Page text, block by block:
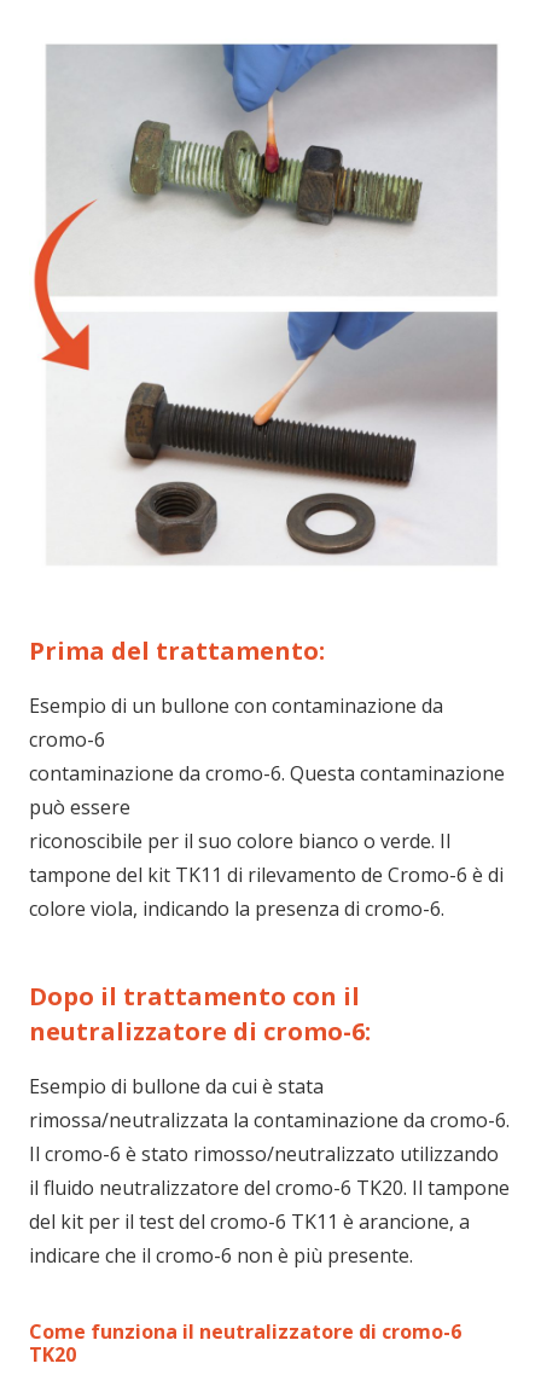
Prima del trattamento:
Esempio di un bullone con contaminazione da
cromo-6
contaminazione da cromo-6. Questa contaminazione
può essere
riconoscibile per il suo colore bianco o verde. Il
tampone del kit TK11 di rilevamento de Cromo-6 è di
colore viola, indicando la presenza di cromo-6.
Dopo il trattamento con il
neutralizzatore di cromo-6:
Esempio di bullone da cui è stata
rimossa/neutralizzata la contaminazione da cromo-6.
Il cromo-6 è stato rimosso/neutralizzato utilizzando
il fluido neutralizzatore del cromo-6 TK20. Il tampone
del kit per il test del cromo-6 TK11 è arancione, a
indicare che il cromo-6 non è più presente.
Come funziona il neutralizzatore di cromo-6
TK20